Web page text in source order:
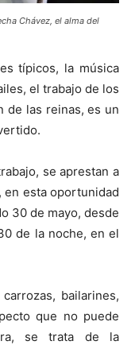
Chávez, el alma del
típicos, la música
el trabajo de los
de las reinas, es un
se aprestan a
en esta oportunidad
30 de mayo, desde
de la noche, en el
bailarines,
que no puede
se trata de la